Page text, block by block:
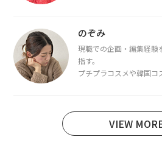
断・骨格診断によるイメ
のぞみ
現職での企画・編集経験
指す。
プチプラコスメや韓国コ
日本化粧品検定1級保有。
VIEW